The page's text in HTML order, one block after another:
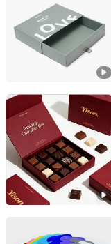
Guangdong,
Guangzhou Yison
Guangdong,
Dongguan